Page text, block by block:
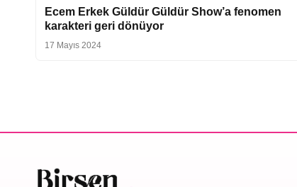
Ecem Erkek Güldür Güldür Show’a fenomen
karakteri geri dönüyor
17 Mayıs 2024